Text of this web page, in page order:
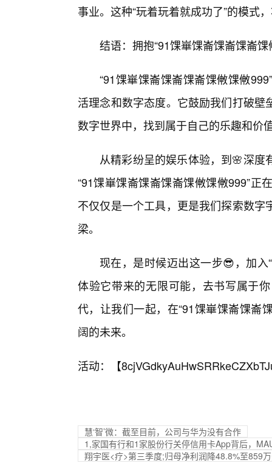
事业。这种“玩着玩着就成功了”的模式
结语：拥抱“91馃崋馃崙馃崙馃崙
“91馃崋馃崙馃崙馃崙馃敒馃敒
活理念和数字态度。它鼓励我们打破
数字世界中，找到属于自己的乐趣和价
从精彩纷呈的娱乐体验，到🌸深
“91馃崋馃崙馃崙馃崙馃敒馃敒999”正
不仅仅是一个工具，更是我们探索数
梁。
现在，是时候迈出这一步😎，加
体验它带来的无限可能，去书写属于
代，让我们一起，在“91馃崋馃崙馃崙
阔的未来。
活动：【
慧‘智’微：截至目前，公司与华为没有合作
1,家国有行和1家股份行关停信用卡App背后，
翔宇医<疗>第三季度;归母净利润降48.8%至859